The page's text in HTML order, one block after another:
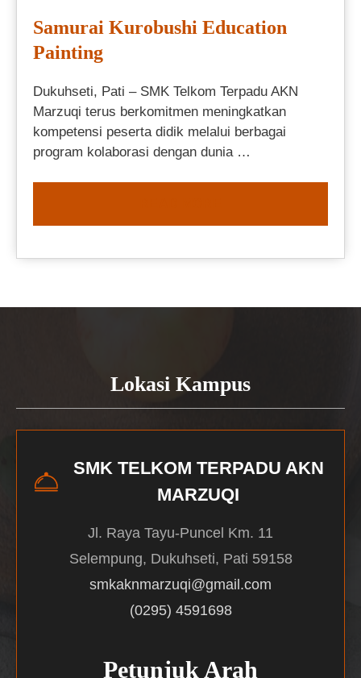
Samurai Kurobushi Education
Painting
Dukuhseti, Pati – SMK Telkom Terpadu AKN
Marzuqi terus berkomitmen meningkatkan
kompetensi peserta didik melalui berbagai
program kolaborasi dengan dunia …
Lokasi Kampus
SMK TELKOM TERPADU AKN
MARZUQI
Jl. Raya Tayu-Puncel Km. 11
Selempung, Dukuhseti, Pati 59158
smkaknmarzuqi@gmail.com
(0295) 4591698
Petunjuk Arah